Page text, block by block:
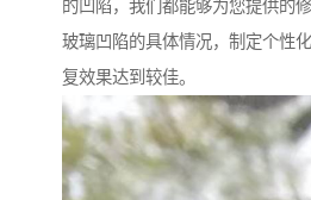
的凹陷，我们都能够为您提供的
玻璃凹陷的具体情况，制定个性
复效果达到较佳。